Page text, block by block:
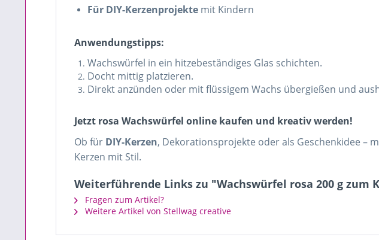
Für DIY-Kerzenprojekte mit Kindern
Anwendungstipps:
Wachswürfel in ein hitzebeständiges Glas schichten.
Docht mittig platzieren.
Direkt anzünden oder mit flüssigem Wachs übergießen und
Jetzt rosa Wachswürfel online kaufen und kreativ werden!
Ob für DIY-Kerzen, Dekorationsprojekte oder als Geschenkidee –
Kerzen mit Stil.
Weiterführende Links zu "Wachswürfel rosa 200 g zum
Fragen zum Artikel?
Weitere Artikel von Stellwag creative